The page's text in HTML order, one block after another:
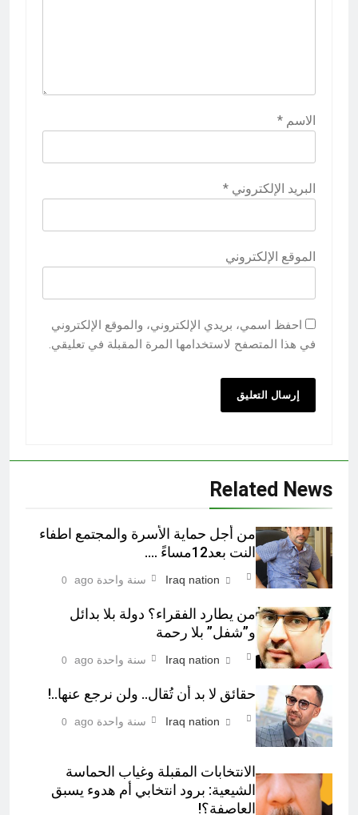
الاسم *
البريد الإلكتروني *
الموقع الإلكتروني
احفظ اسمي، بريدي الإلكتروني، والموقع الإلكتروني
في هذا المتصفح لاستخدامها المرة المقبلة في تعليقي.
Related News
من أجل حماية الأسرة والمجتمع اطفاء
النت بعد12مساءً ….
Iraq nation سنة واحدة ago 0
من يطارد الفقراء؟ دولة بلا بدائل
و”شفل” بلا رحمة
Iraq nation سنة واحدة ago 0
حقائق لا بد أن تُقال.. ولن نرجع عنها..!
Iraq nation سنة واحدة ago 0
الانتخابات المقبلة وغياب الحماسة
الشيعية: برود انتخابي أم هدوء يسبق
العاصفة؟!